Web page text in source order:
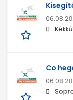
Co